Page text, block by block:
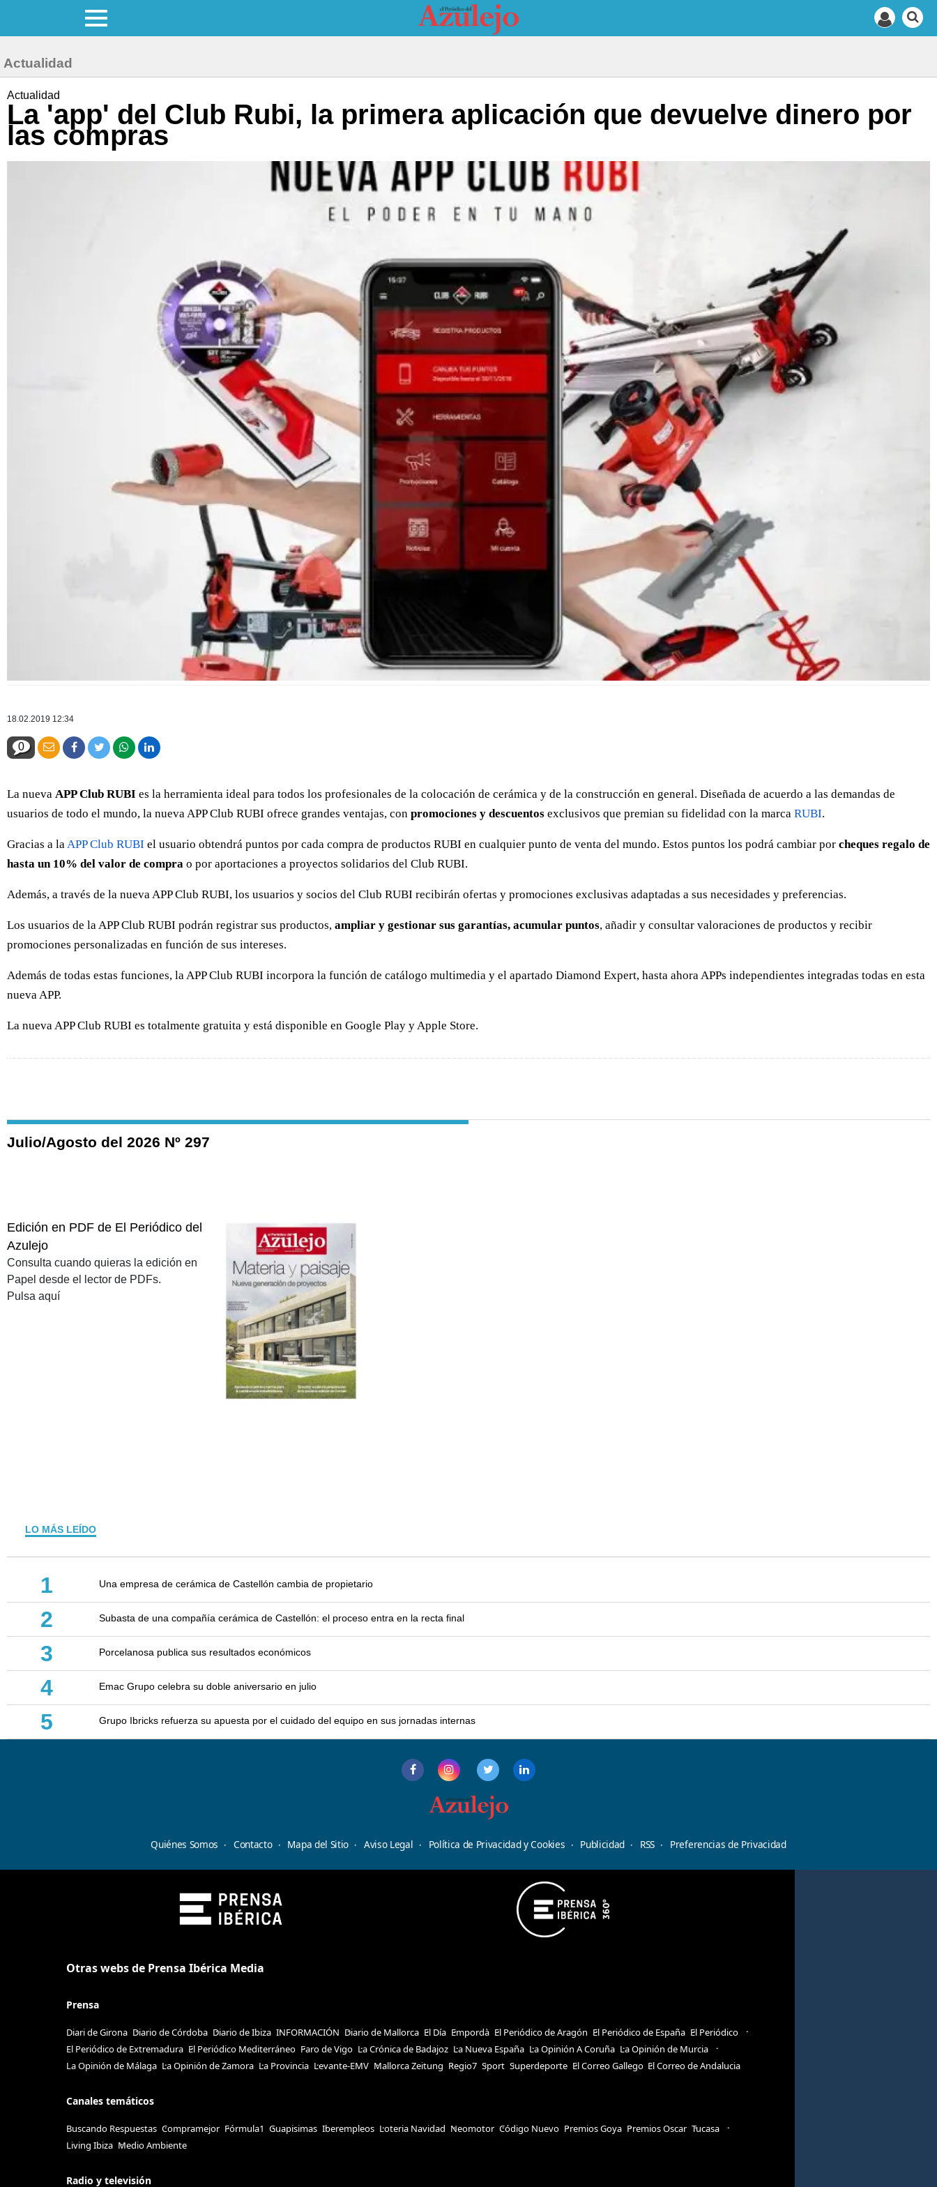
Actualidad
Actualidad
La 'app' del Club Rubi, la primera aplicación que devuelve dinero por
las compras
18.02.2019 12:34
0
La nueva APP Club RUBI es la herramienta ideal para todos los profesionales de la colocación de cerámica y de la construcción en general. Diseñada de acuerdo a las demandas de
usuarios de todo el mundo, la nueva APP Club RUBI ofrece grandes ventajas, con promociones y descuentos exclusivos que premian su fidelidad con la marca RUBI.
Gracias a la APP Club RUBI el usuario obtendrá puntos por cada compra de productos RUBI en cualquier punto de venta del mundo. Estos puntos los podrá cambiar por cheques regalo de
hasta un 10% del valor de compra o por aportaciones a proyectos solidarios del Club RUBI.
Además, a través de la nueva APP Club RUBI, los usuarios y socios del Club RUBI recibirán ofertas y promociones exclusivas adaptadas a sus necesidades y preferencias.
Los usuarios de la APP Club RUBI podrán registrar sus productos, ampliar y gestionar sus garantías, acumular puntos, añadir y consultar valoraciones de productos y recibir
promociones personalizadas en función de sus intereses.
Además de todas estas funciones, la APP Club RUBI incorpora la función de catálogo multimedia y el apartado Diamond Expert, hasta ahora APPs independientes integradas todas en esta
nueva APP.
La nueva APP Club RUBI es totalmente gratuita y está disponible en Google Play y Apple Store.
Julio/Agosto del 2026 Nº 297
Edición en PDF de El Periódico del
Azulejo
Consulta cuando quieras la edición en
Papel desde el lector de PDFs.
Pulsa aquí
LO MÁS LEÍDO
1 Una empresa de cerámica de Castellón cambia de propietario
2 Subasta de una compañía cerámica de Castellón: el proceso entra en la recta final
3 Porcelanosa publica sus resultados económicos
4 Emac Grupo celebra su doble aniversario en julio
5 Grupo Ibricks refuerza su apuesta por el cuidado del equipo en sus jornadas internas
Quiénes Somos Contacto Mapa del Sitio Aviso Legal Política de Privacidad y Cookies Publicidad RSS Preferencias de Privacidad
Otras webs de Prensa Ibérica Media
Prensa
Diari de Girona Diario de Córdoba Diario de Ibiza INFORMACIÓN Diario de Mallorca El Día Empordà El Periódico de Aragón El Periódico de España El Periódico
El Periódico de Extremadura El Periódico Mediterráneo Faro de Vigo La Crónica de Badajoz La Nueva España La Opinión A Coruña La Opinión de Murcia
La Opinión de Málaga La Opinión de Zamora La Provincia Levante-EMV Mallorca Zeitung Regio7 Sport Superdeporte El Correo Gallego El Correo de Andalucia
Canales temáticos
Buscando Respuestas Compramejor Fórmula1 Guapisimas Iberempleos Loteria Navidad Neomotor Código Nuevo Premios Goya Premios Oscar Tucasa
Living Ibiza Medio Ambiente
Radio y televisión